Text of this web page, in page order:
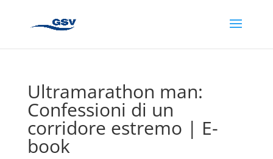
Ultramarathon man:
Confessioni di un
corridore estremo | E-
book